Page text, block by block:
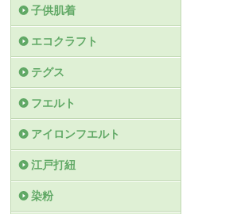
子供肌着
エコクラフト
テグス
フエルト
アイロンフエルト
江戸打紐
染粉